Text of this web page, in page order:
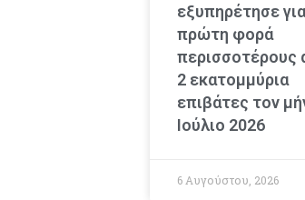
εξυπηρέτησε για
πρώτη φορά
περισσοτέρους
2 εκατομμύρια
επιβάτες τον
Ιούλιο 2026
6 Αυγούστου, 2026